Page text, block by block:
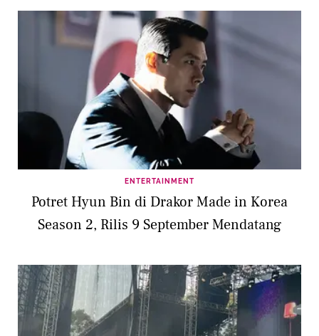
ENTERTAINMENT
Potret Hyun Bin di Drakor Made in Korea
Season 2, Rilis 9 September Mendatang